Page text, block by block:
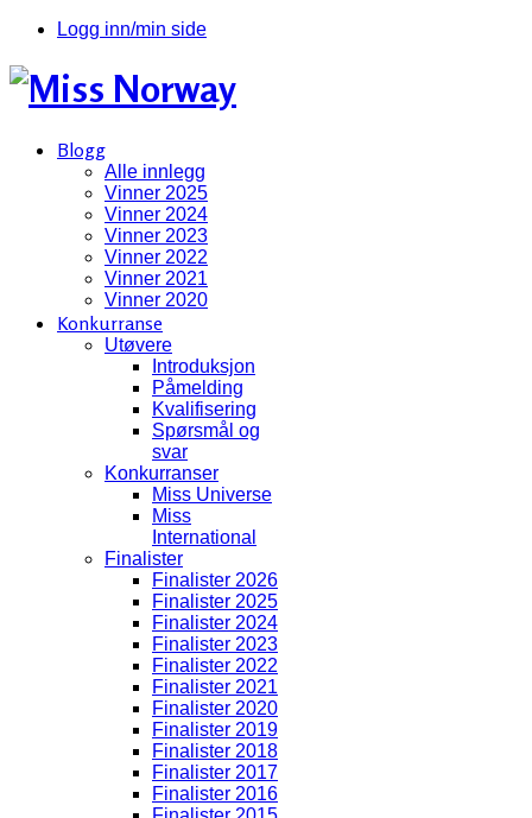
Logg inn/min side
Blogg
Alle innlegg
Vinner 2025
Vinner 2024
Vinner 2023
Vinner 2022
Vinner 2021
Vinner 2020
Konkurranse
Utøvere
Introduksjon
Påmelding
Kvalifisering
Spørsmål og
svar
Konkurranser
Miss Universe
Miss
International
Finalister
Finalister 2026
Finalister 2025
Finalister 2024
Finalister 2023
Finalister 2022
Finalister 2021
Finalister 2020
Finalister 2019
Finalister 2018
Finalister 2017
Finalister 2016